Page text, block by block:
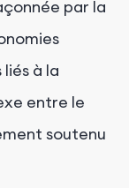
par la
à la
entre le
soutenu